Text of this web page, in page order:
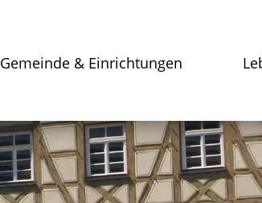
Gemeinde & Einrichtungen